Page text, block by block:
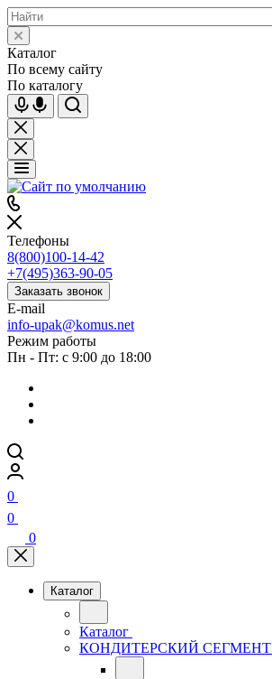
Каталог
По всему сайту
По каталогу
Телефоны
8(800)100-14-42
+7(495)363-90-05
Заказать звонок
E-mail
info-upak@komus.net
Режим работы
Пн - Пт: с 9:00 до 18:00
0
0
0
Каталог
Каталог
КОНДИТЕРСКИЙ СЕГМЕНТ